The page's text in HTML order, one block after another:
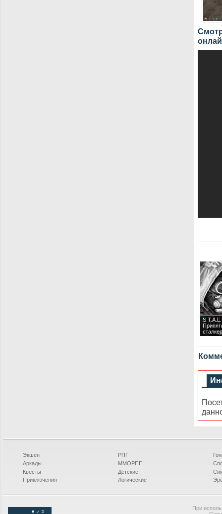
Экшен
Аркады
Квесты
Приключения
РПГ
ММОРПГ
Детские
Логические
При